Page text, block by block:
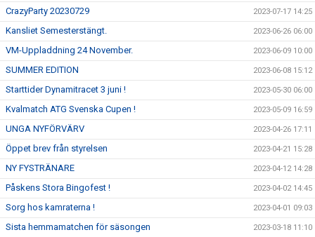
CrazyParty 20230729 2023-07-17 14:25
Kansliet Semesterstängt. 2023-06-26 06:00
VM-Uppladdning 24 November. 2023-06-09 10:00
SUMMER EDITION 2023-06-08 15:12
Starttider Dynamitracet 3 juni ! 2023-05-30 06:00
Kvalmatch ATG Svenska Cupen ! 2023-05-09 16:59
UNGA NYFÖRVÄRV 2023-04-26 17:11
Öppet brev från styrelsen 2023-04-21 15:28
NY FYSTRÄNARE 2023-04-12 14:28
Påskens Stora Bingofest ! 2023-04-02 14:45
Sorg hos kamraterna ! 2023-04-01 09:03
Sista hemmamatchen för säsongen 2023-03-18 11:10